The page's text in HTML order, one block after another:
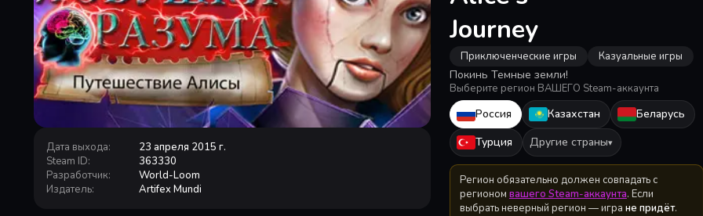
Дата выхода:
23 апреля 2015 г.
Steam ID:
363330
Разработчик:
World-Loom
Издатель: Artifex Mundi
Journey
Приключенческие игры Казуальные игры
Покинь Темные земли!
Выберите регион ВАШЕГО Steam-аккаунта
Россия Казахстан
Беларусь
Турция
Другие страны▾
Регион обязательно должен совпадать с
регионом вашего Steam-аккаунта. Если
выбрать неверный регион — игра не придёт.